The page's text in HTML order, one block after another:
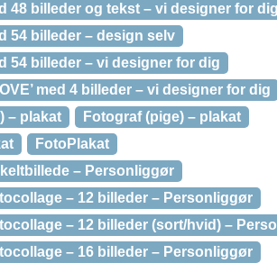
48 billeder og tekst – vi designer for
54 billeder – design selv
54 billeder – vi designer for dig
med 4 billeder – vi designer for dig
– plakat
Fotograf (pige) – plakat
FotoPlakat
– Personliggør
– 12 billeder – Personliggør
– 12 billeder (sort/hvid) –
– 16 billeder – Personliggør